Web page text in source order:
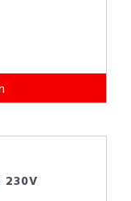
230V